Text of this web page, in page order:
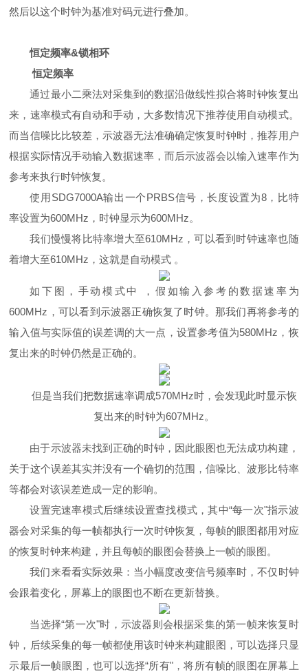
然后以这个时钟为基准对码元进行叠加。
恒定频率&锁相环
恒定频率
通过最小二乘法对采集到的数据沿做线性拟合将时钟恢复出
来，速率模式有自动和手动，大多数情况下推荐使用自动模式。
而当信噪比比较差，示波器无法准确确定恢复时钟时，推荐用户
根据实际情况手动输入数据速率，而后示波器会以输入速率作为
参考来执行时钟恢复。
使用 SDG7000A输出一个PRBS信号，长度设置为8，比特
率设置为600MHz ，时钟显示为600MHz。
我们慢慢将比特率增大至610MHz ，可以看到时钟速率也随
着增大至610MHz ，这就是自动模式 。
如下图，手动模式中 ，假如输入参考的数据速率为
600MHz ，可以看到示波器正确恢复了时钟。那我们再将参考的
输入值与实际值的误差调的大一点，设置参考值为580MHz ，恢
复出来的时钟仍然是正确的。
但是当我们把数据速率调成570MHz时，会发现此时显示恢
复出来的时钟为607MHz。
由于示波器未找到正确的时钟，因此眼图也无法成功构建，
关于这个误差其实并没有一个确切的范围，信噪比、波形比特率
等都会对该误差造成一定的影响。
设置完速率模式后继续设置查找模式，其中“每一次"指示波
器会对采集的每一帧都执行一次时钟恢复，每帧的眼图都用对应
的恢复时钟来构建，并且每帧的眼图会替换上一帧的眼图。
我们来看看实际效果：当小幅度改变信号频率时，不仅时钟
会跟着变化，屏幕上的眼图也不断在更新替换。
当选择“第一次"时，示波器则会根据采集的第一帧来恢复时
钟，后续采集的每一帧都使用该时钟来构建眼图，可以选择只显
示最后一帧眼图，也可以选择“所有"，将所有帧的眼图在屏幕上